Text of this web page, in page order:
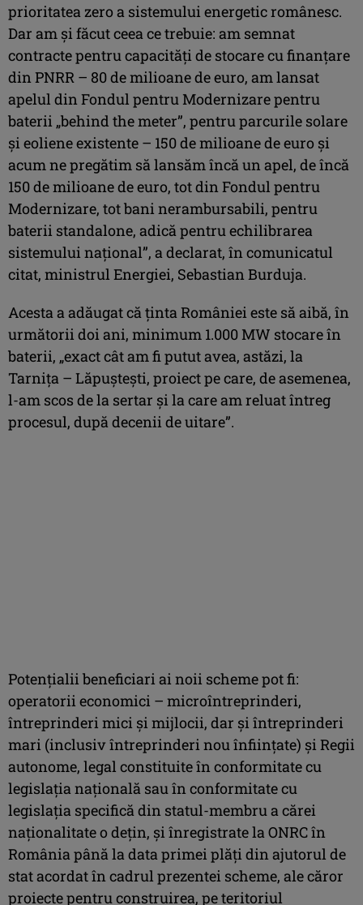
prioritatea zero a sistemului energetic românesc.
Dar am şi făcut ceea ce trebuie: am semnat
contracte pentru capacităţi de stocare cu finanţare
din PNRR – 80 de milioane de euro, am lansat
apelul din Fondul pentru Modernizare pentru
baterii „behind the meter”, pentru parcurile solare
şi eoliene existente – 150 de milioane de euro şi
acum ne pregătim să lansăm încă un apel, de încă
150 de milioane de euro, tot din Fondul pentru
Modernizare, tot bani nerambursabili, pentru
baterii standalone, adică pentru echilibrarea
sistemului naţional”, a declarat, în comunicatul
citat, ministrul Energiei, Sebastian Burduja.
Acesta a adăugat că ţinta României este să aibă, în
următorii doi ani, minimum 1.000 MW stocare în
baterii, „exact cât am fi putut avea, astăzi, la
Tarniţa – Lăpuşteşti, proiect pe care, de asemenea,
l-am scos de la sertar şi la care am reluat întreg
procesul, după decenii de uitare”.
Potenţialii beneficiari ai noii scheme pot fi:
operatorii economici – microîntreprinderi,
întreprinderi mici şi mijlocii, dar şi întreprinderi
mari (inclusiv întreprinderi nou înfiinţate) şi Regii
autonome, legal constituite în conformitate cu
legislaţia naţională sau în conformitate cu
legislaţia specifică din statul-membru a cărei
naţionalitate o deţin, şi înregistrate la ONRC în
România până la data primei plăţi din ajutorul de
stat acordat în cadrul prezentei scheme, ale căror
proiecte pentru construirea, pe teritoriul